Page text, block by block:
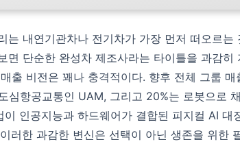
는 내연기관차나 전기차가 가장 먼저 떠오르는
면 단순한 완성차 제조사라는 타이틀을 과감히
출 비전은 꽤나 충격적이다. 향후 전체 그룹 매
심항공교통인 UAM, 그리고 20%는 로봇으로
인공지능과 하드웨어가 결합된 피지컬 AI 대
러한 과감한 변신은 선택이 아닌 생존을 위한